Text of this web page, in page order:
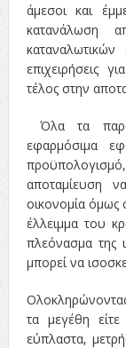
άμεσοι και
κατανάλωση
επιχειρήσεις
τέλος στην
Όλα τα
εφαρμόσιμα
αποταμίευση
οικονομία όμως
έλλειμμα του
πλεόνασμα της
μπορεί να
τα μεγέθη είτε
εύπλαστα,